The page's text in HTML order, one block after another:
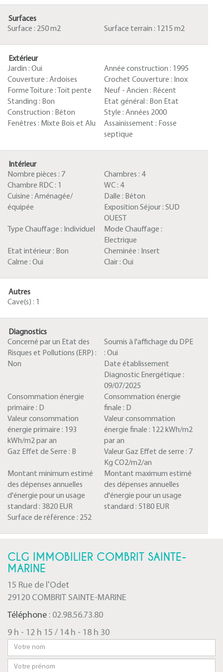
Surfaces
Surface : 250 m2 Surface terrain : 1215 m2
Extérieur
Jardin : Oui Année construction : 1995
Couverture : Ardoises Crochet Couverture : Inox
Forme Toiture :
Toit pente Neuf - Ancien : Récent
Standing : Bon Etat général : Bon Etat
Construction : Béton Style : Années 2000
Fenêtres : Mixte Bois et Alu Assainissement : Fosse
septique
Intérieur
Nombre pièces : 7 Chambres : 4
Chambre RDC : 1 WC : 4
Cuisine : Aménagée/
équipée
Dalle : Béton
Exposition Séjour : SUD
OUEST
Type Chauffage : Individuel
Mode Chauffage :
Electrique
Etat intérieur : Bon Cheminée : Insert
Calme : Oui Clair : Oui
Autres
Cave(s) : 1
Diagnostics
Concerné par un Etat des
Risques et Pollutions (ERP) :
Non
Soumis à l'affichage du DPE
: Oui
Date établissement
Diagnostic Energétique :
09/07/2025
Consommation énergie
primaire : D
Consommation énergie
finale : D
Valeur consommation
énergie primaire : 193
kWh/m2 par an
Valeur consommation
énergie finale : 122 kWh/m2
par an
Gaz Effet de Serre : B Valeur Gaz Effet de serre : 7
Kg CO2/m2/an
Montant minimum estimé
des dépenses annuelles
d'énergie pour un usage
standard : 3820 EUR
Montant maximum estimé
des dépenses annuelles
d'énergie pour un usage
standard : 5180 EUR
Surface de référence : 252
CLG IMMOBILIER COMBRIT SAINTE-
MARINE
15 Rue de l'Odet
29120 COMBRIT SAINTE-MARINE
Téléphone : 02.98.56.73.80
9 h - 12 h 15 / 14 h - 18 h 30